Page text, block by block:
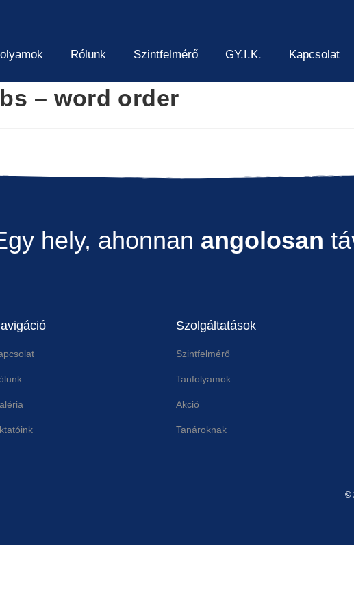
Rólunk Szintfelmérő GY.I.K. Kapcsolat
– word order
hely, ahonnan angolosan
Szolgáltatások
Szintfelmérő
Tanfolyamok
Akció
Tanároknak
©